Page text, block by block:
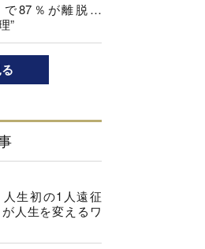
で87％が離脱…
”
生初の1人遠征
人生を変えるワ